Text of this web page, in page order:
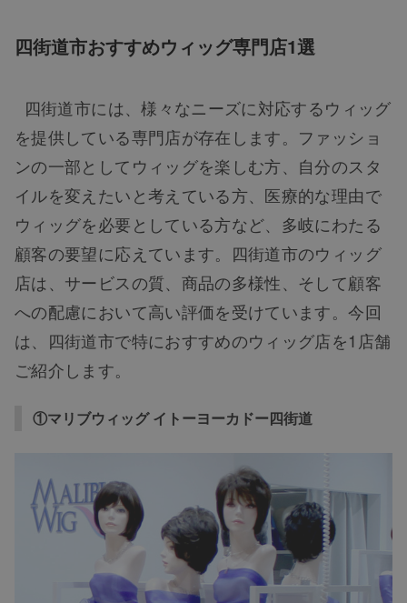
四街道市おすすめウィッグ専門店1選
四街道市には、様々なニーズに対応するウィッグ
を提供している専門店が存在します。ファッショ
ンの一部としてウィッグを楽しむ方、自分のスタ
イルを変えたいと考えている方、医療的な理由で
ウィッグを必要としている方など、多岐にわたる
顧客の要望に応えています。四街道市のウィッグ
店は、サービスの質、商品の多様性、そして顧客
への配慮において高い評価を受けています。今回
は、四街道市で特におすすめのウィッグ店を1店舗
ご紹介します。
①マリブウィッグ イトーヨーカドー四街道